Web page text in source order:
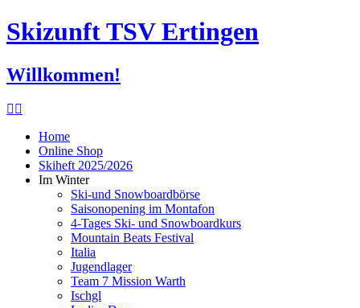
Skizunft TSV Ertingen
Willkommen!
Home
Online Shop
Skiheft 2025/2026
Im Winter
Ski-und Snowboardbörse
Saisonopening im Montafon
4-Tages Ski- und Snowboardkurs
Mountain Beats Festival
Italia
Jugendlager
Team 7 Mission Warth
Ischgl